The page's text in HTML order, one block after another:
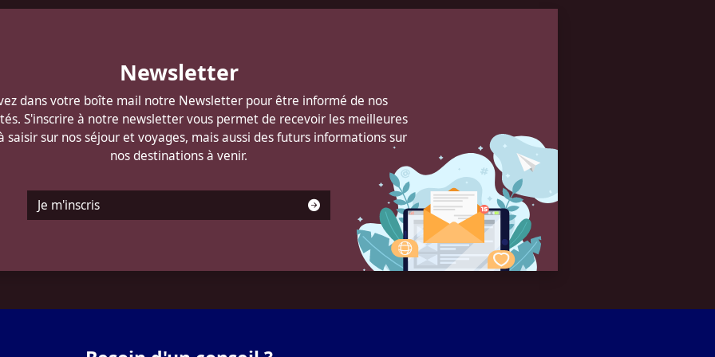
Newsletter
dans votre boîte mail notre Newsletter pour être informé de nos
S'inscrire à notre newsletter vous permet de recevoir les meilleures
saisir sur nos séjour et voyages, mais aussi des futurs informations sur
nos destinations à venir.
Je m'inscris